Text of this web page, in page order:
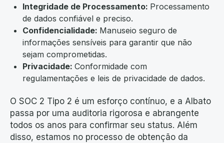
Integridade de Processamento: Processamento
de dados confiável e preciso.
Confidencialidade: Manuseio seguro de
informações sensíveis para garantir que não
sejam comprometidas.
Privacidade: Conformidade com
regulamentações e leis de privacidade de dados.
O SOC 2 Tipo 2 é um esforço contínuo, e a Albato
passa por uma auditoria rigorosa e abrangente
todos os anos para confirmar seu status. Além
disso, estamos no processo de obtenção da